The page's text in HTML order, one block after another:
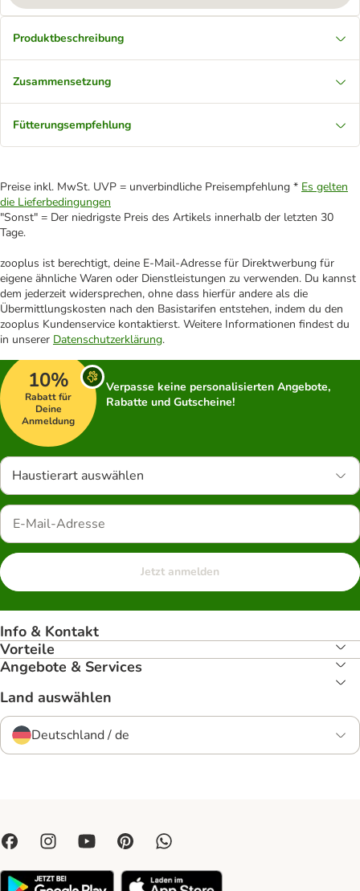
Produktbeschreibung
Zusammensetzung
Fütterungsempfehlung
Preise inkl. MwSt. UVP = unverbindliche Preisempfehlung * Es gelten
die Lieferbedingungen
"Sonst" = Der niedrigste Preis des Artikels innerhalb der letzten 30
Tage.
zooplus ist berechtigt, deine E-Mail-Adresse für Direktwerbung für
eigene ähnliche Waren oder Dienstleistungen zu verwenden. Du kannst
dem jederzeit widersprechen, ohne dass hierfür andere als die
Übermittlungskosten nach den Basistarifen entstehen, indem du den
zooplus Kundenservice kontaktierst. Weitere Informationen findest du
in unserer Datenschutzerklärung.
10%
Rabatt für
Deine
Anmeldung
Verpasse keine personalisierten Angebote,
Rabatte und Gutscheine!
Haustierart auswählen
Jetzt anmelden
Info & Kontakt
Vorteile
Angebote & Services
Land auswählen
Deutschland / de